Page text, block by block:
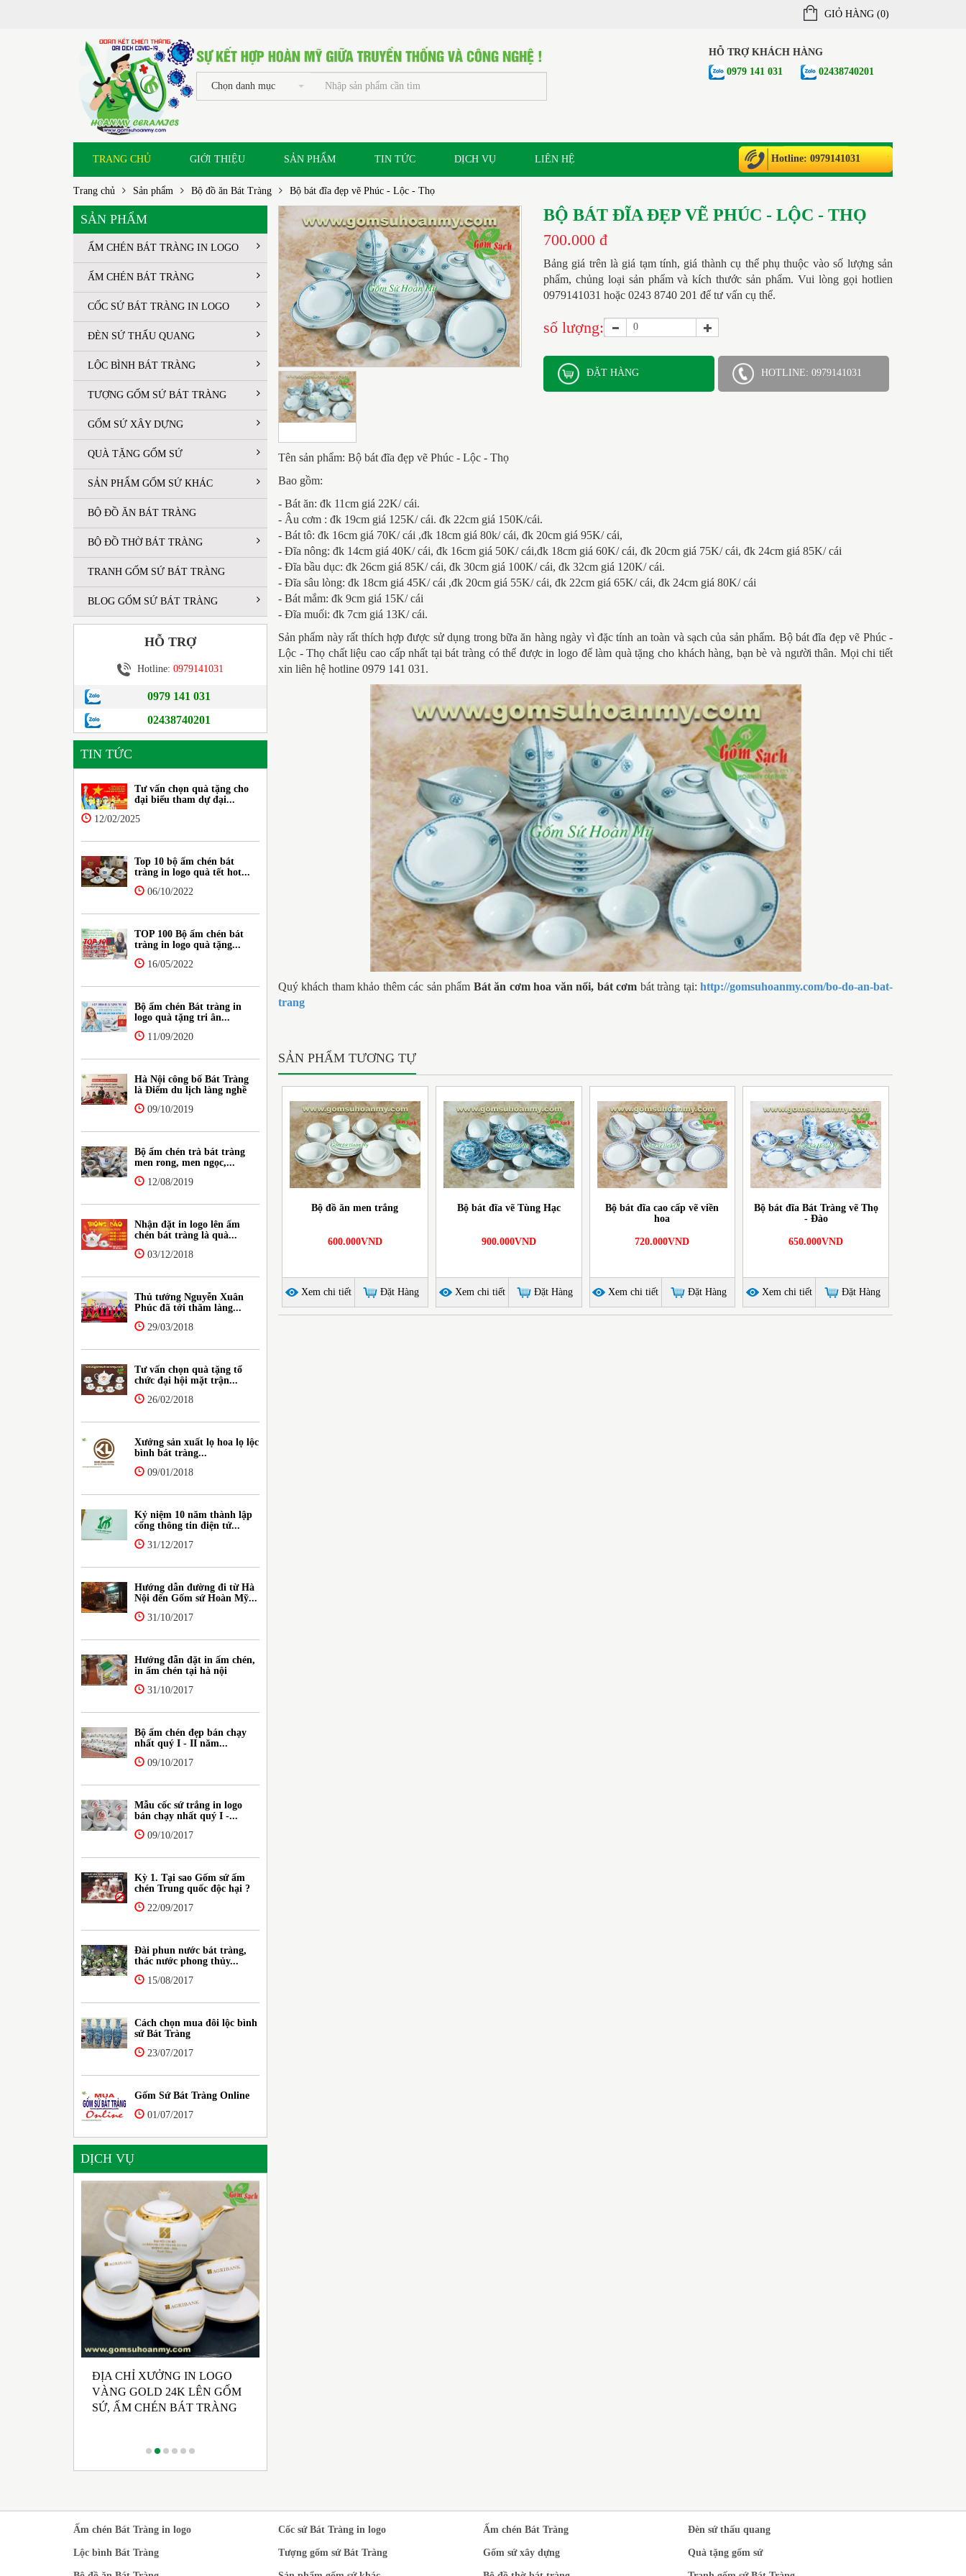
GIỎ HÀNG (0)
Chọn danh mục
HỖ TRỢ KHÁCH HÀNG
0979 141 031
02438740201
TRANG CHỦ GIỚI THIỆU SẢN PHẨM TIN TỨC DỊCH VỤ LIÊN HỆ Hotline: 0979141031
Trang chủ Sản phẩm Bộ đồ ăn Bát Tràng Bộ bát đĩa đẹp vẽ Phúc - Lộc - Thọ
SẢN PHẨM
ẤM CHÉN BÁT TRÀNG IN LOGO
ẤM CHÉN BÁT TRÀNG
CỐC SỨ BÁT TRÀNG IN LOGO
ĐÈN SỨ THẤU QUANG
LỘC BÌNH BÁT TRÀNG
TƯỢNG GỐM SỨ BÁT TRÀNG
GỐM SỨ XÂY DỰNG
QUÀ TẶNG GỐM SỨ
SẢN PHẨM GỐM SỨ KHÁC
BỘ ĐỒ ĂN BÁT TRÀNG
BỘ ĐỒ THỜ BÁT TRÀNG
TRANH GỐM SỨ BÁT TRÀNG
BLOG GỐM SỨ BÁT TRÀNG
HỖ TRỢ
Hotline: 0979141031
0979 141 031
02438740201
TIN TỨC
Tư vấn chọn quà tặng cho
đại biểu tham dự đại...
12/02/2025
Top 10 bộ ấm chén bát
tràng in logo quà tết hot...
06/10/2022
TOP 100 Bộ ấm chén bát
tràng in logo quà tặng...
16/05/2022
Bộ ấm chén Bát tràng in
logo quà tặng tri ân...
11/09/2020
Hà Nội công bố Bát Tràng
là Điểm du lịch làng nghề
09/10/2019
Bộ ấm chén trà bát tràng
men rong, men ngọc,...
12/08/2019
Nhận đặt in logo lên ấm
chén bát tràng là quà...
03/12/2018
Thủ tướng Nguyễn Xuân
Phúc đã tới thăm làng...
29/03/2018
Tư vấn chọn quà tặng tổ
chức đại hội mặt trận...
26/02/2018
Xưởng sản xuất lọ hoa lọ lộc
bình bát tràng...
09/01/2018
Kỷ niệm 10 năm thành lập
cổng thông tin điện tử...
31/12/2017
Hướng dẫn đường đi từ Hà
Nội đến Gốm sứ Hoàn Mỹ...
31/10/2017
Hướng đẫn đặt in ấm chén,
in ấm chén tại hà nội
31/10/2017
Bộ ấm chén đẹp bán chạy
nhất quý I - II năm...
09/10/2017
Mẫu cốc sứ trắng in logo
bán chạy nhất quý I -...
09/10/2017
Kỳ 1. Tại sao Gốm sứ ấm
chén Trung quốc độc hại ?
22/09/2017
Đài phun nước bát tràng,
thác nước phong thủy...
15/08/2017
Cách chọn mua đôi lộc bình
sứ Bát Tràng
23/07/2017
Gốm Sứ Bát Tràng Online
01/07/2017
DỊCH VỤ
ĐỊA CHỈ XƯỞNG IN LOGO
VÀNG GOLD 24K LÊN GỐM
SỨ, ẤM CHÉN BÁT TRÀNG
BỘ BÁT ĐĨA ĐẸP VẼ PHÚC - LỘC - THỌ
700.000 đ
Bảng giá trên là giá tạm tính, giá thành cụ thể phụ thuộc vào số lượng sản
phẩm, chủng loại sản phẩm và kích thước sản phẩm. Vui lòng gọi hotlien
0979141031 hoặc 0243 8740 201 để tư vấn cụ thể.
số lượng:
ĐẶT HÀNG HOTLINE: 0979141031
Tên sản phẩm: Bộ bát đĩa đẹp vẽ Phúc - Lộc - Thọ
Bao gồm:
- Bát ăn: đk 11cm giá 22K/ cái.
- Âu cơm : đk 19cm giá 125K/ cái. đk 22cm giá 150K/cái.
- Bát tô: đk 16cm giá 70K/ cái ,đk 18cm giá 80k/ cái, đk 20cm giá 95K/ cái,
- Đĩa nông: đk 14cm giá 40K/ cái, đk 16cm giá 50K/ cái,đk 18cm giá 60K/ cái, đk 20cm giá 75K/ cái, đk 24cm giá 85K/ cái
- Đĩa bầu dục: đk 26cm giá 85K/ cái, đk 30cm giá 100K/ cái, đk 32cm giá 120K/ cái.
- Đĩa sâu lòng: đk 18cm giá 45K/ cái ,đk 20cm giá 55K/ cái, đk 22cm giá 65K/ cái, đk 24cm giá 80K/ cái
- Bát mắm: đk 9cm giá 15K/ cái
- Đĩa muối: đk 7cm giá 13K/ cái.
Sản phẩm này rất thích hợp được sử dụng trong bữa ăn hàng ngày vì đặc tính an toàn và sạch của sản phẩm. Bộ bát đĩa đẹp vẽ Phúc -
Lộc - Thọ chất liệu cao cấp nhất tại bát tràng có thể được in logo để làm quà tặng cho khách hàng, bạn bè và người thân. Mọi chi tiết
xin liên hệ hotline 0979 141 031.
Quý khách tham khảo thêm các sản phẩm Bát ăn cơm hoa văn nổi, bát cơm bát tràng tại: http://gomsuhoanmy.com/bo-do-an-bat-
trang
SẢN PHẨM TƯƠNG TỰ
Bộ đồ ăn men trắng
600.000VND
Xem chi tiết Đặt Hàng
Bộ bát đĩa vẽ Tùng Hạc
900.000VND
Xem chi tiết Đặt Hàng
Bộ bát đĩa cao cấp vẽ viền
hoa
720.000VND
Xem chi tiết Đặt Hàng
Bộ bát đĩa Bát Tràng vẽ Thọ
- Đào
650.000VND
Xem chi tiết Đặt Hàng
Ấm chén Bát Tràng in logo Cốc sứ Bát Tràng in logo Ấm chén Bát Tràng Đèn sứ thấu quang
Lộc bình Bát Tràng Tượng gốm sứ Bát Tràng Gốm sứ xây dựng Quà tặng gốm sứ